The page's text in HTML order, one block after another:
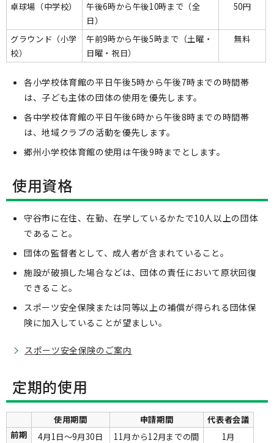
卓球場（中学校）
午後6時から午後10時まで（全
日）
50円
グラウンド（小学
校）
午前9時から午後5時まで（土曜・
日曜・祝日）
無料
各小学校体育館の平日午後5時から午後7時までの時間帯
は、子ども主体の団体の使用を優先します。
各中学校体育館の平日午後6時から午後8時までの時間帯
は、地域クラブの活動を優先します。
郷州小学校体育館の使用は午後9時までとします。
使用資格
守谷市に在住、在勤、在学しているかたで10人以上の団体
であること。
団体の監督者として、成人者が含まれていること。
施設が破損した場合などは、団体の責任において原状回復
できること。
スポーツ安全保険または同等以上の補償が得られる団体保
険に加入していることが望ましい。
スポーツ安全保険のご案内
定期的使用
使用期間 申請期間
代表者会議
前期
4月1日～9月30日 11月から12月までの間
1月